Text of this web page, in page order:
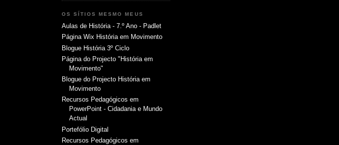
OS SÍTIOS MESMO MEUS
Aulas de História - 7.º Ano - Padlet
Página Wix História em Movimento
Blogue História 3º Ciclo
Página do Projecto "História em
Movimento"
Blogue do Projecto História em
Movimento
Recursos Pedagógicos em
PowerPoint - Cidadania e Mundo
Actual
Portefólio Digital
Recursos Pedagógicos em